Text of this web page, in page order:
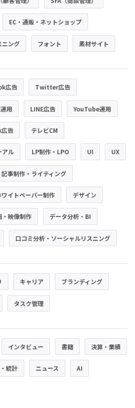
EC・通販・ネットショップ
ニング フォント 素材サイト
広告 Twitter広告
用 LINE広告 YouTube運用
告 テレビCM
アル LP制作・LPO UI UX
記事制作・ライティング
ワイトペーパー制作 デザイン
・映像制作 データ分析・BI
口コミ分析・ソーシャルリスニング
キャリア ブランディング
タスク管理
インタビュー 書籍 決算・業績
統計 ニュース AI